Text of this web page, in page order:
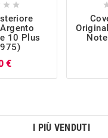
 
10 Plus
€
I PIÙ VENDUTI